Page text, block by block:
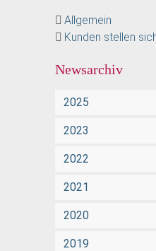
Allgemein
Kunden stellen
Newsarchiv
2025
2023
2022
2021
2020
2019